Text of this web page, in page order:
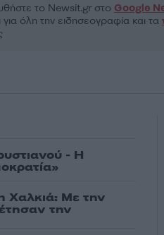
το Νewsit.gr στο Google
όλη την ειδησεογραφία και τα
- Η
Χαλκιά: Με την
την